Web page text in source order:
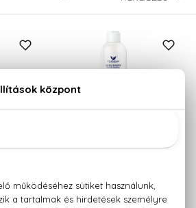
200 ml
1.530 Ft